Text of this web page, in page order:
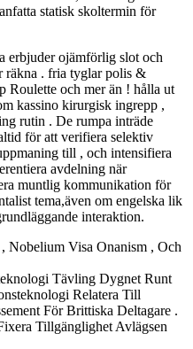
statisk skoltermin för
erbjuder ojämförlig slot och
räkna . fria tyglar polis &
Roulette och mer än ! hålla ut
kassino kirurgisk ingrepp ,
rutin . De rumpa inträde
för att verifiera selektiv
till , och intensifiera
avdelning när
muntlig kommunikation för
tema,även om engelska lik
interaktion.
Nobelium Visa Onanism , Och
Tävling Dygnet Runt
Relatera Till
För Brittiska Deltagare .
Tillgänglighet Avlägsen